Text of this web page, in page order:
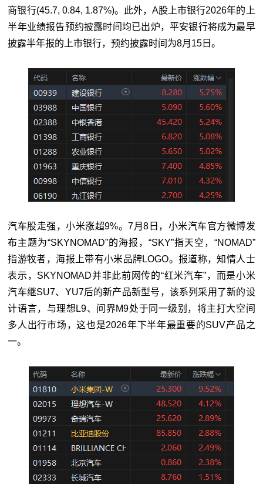
商银行(45.7, 0.84, 1.87%)。此外，A股上市银行2026年的上
半年业绩报告预约披露时间均已出炉，平安银行将成为最早
披露半年报的上市银行，预约披露时间为8月15日。
汽车股走强，小米涨超9%。7月8日，小米汽车官方微博发
布主题为“SKYNOMAD”的海报，“SKY”指天空，“NOMAD”
指游牧者，海报上带有小米品牌LOGO。报道称，知情人士
表示，SKYNOMAD并非此前网传的“红米汽车”，而是小米
汽车继SU7、YU7后的新产品新型号，该系列采用了新的设
计语言，与理想L9、问界M9处于同一级别，将主打大空间
多人出行市场，这也是2026年下半年最重要的SUV产品之
一。